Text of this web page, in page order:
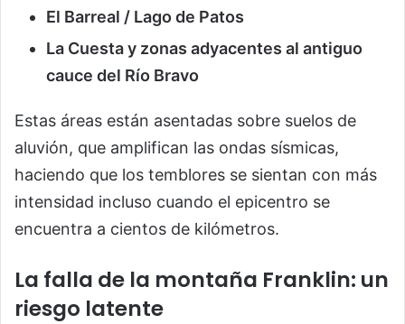
El Barreal / Lago de Patos
La Cuesta y zonas adyacentes al antiguo
cauce del Río Bravo
Estas áreas están asentadas sobre suelos de
aluvión, que amplifican las ondas sísmicas,
haciendo que los temblores se sientan con más
intensidad incluso cuando el epicentro se
encuentra a cientos de kilómetros.
La falla de la montaña Franklin: un
riesgo latente